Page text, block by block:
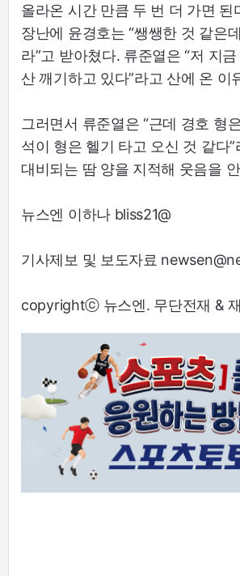
올라온 시간 만큼 두 번 더 가면 된
장난에 윤경호는 “쌩쌩한 것 같은
라”고 받아쳤다. 류준열은 “저 지
산 깨기하고 있다”라고 산에 온 이
그러면서 류준열은 “근데 경호 형
석이 형은 헬기 타고 오신 것 같다
대비되는 땀 양을 지적해 웃음을
뉴스엔 이하나 bliss21@
기사제보 및 보도자료
copyrightⓒ 뉴스엔. 무단전재 &